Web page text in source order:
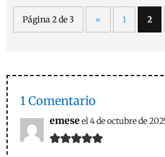
Página 2 de 3 « 1 2
1 Comentario
emeseel 4 de octubre de